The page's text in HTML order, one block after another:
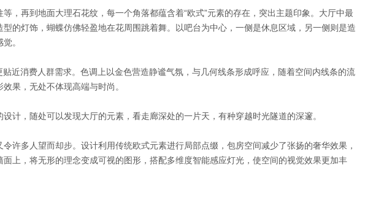
，再到地面大理石花纹，每一个角落都蕴含着“欧式”元素的存在，突出主题印象。大厅中最
的灯饰，蝴蝶仿佛轻盈地在花周围跳着舞。以吧台为中心，一侧是休息区域，另一侧则是造
。
近消费人群需求。色调上以金色营造静谧气氛，与几何线条形成呼应，随着空间内线条的流
果，无处不体现高端与时尚。
计，随处可以发现大厅的元素，看走廊深处的一片天，有种穿越时光隧道的深邃。
许多人望而却步。设计利用传统欧式元素进行局部点缀，包房空间减少了张扬的奢华效果，
上，将无形的理念变成可视的图形，搭配多维度智能感应灯光，使空间的视觉效果更加丰